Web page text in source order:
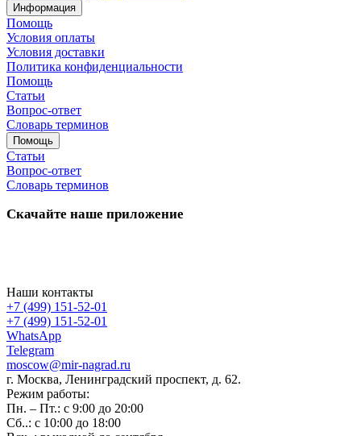
Информация
Помощь
Условия оплаты
Условия доставки
Политика конфиденциальности
Помощь
Статьи
Вопрос-ответ
Словарь терминов
Помощь
Статьи
Вопрос-ответ
Словарь терминов
Скачайте наше приложение
Наши контакты
+7 (499) 151-52-01
+7 (499) 151-52-01
WhatsApp
Telegram
moscow@mir-nagrad.ru
г. Москва, Ленинградский проспект, д. 62.
Режим работы:
Пн. – Пт.: с 9:00 до 20:00
Сб..: с 10:00 до 18:00